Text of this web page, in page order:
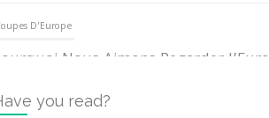
D'Europe
Nous Aimons Regarder l’Euro
June 2024you read?